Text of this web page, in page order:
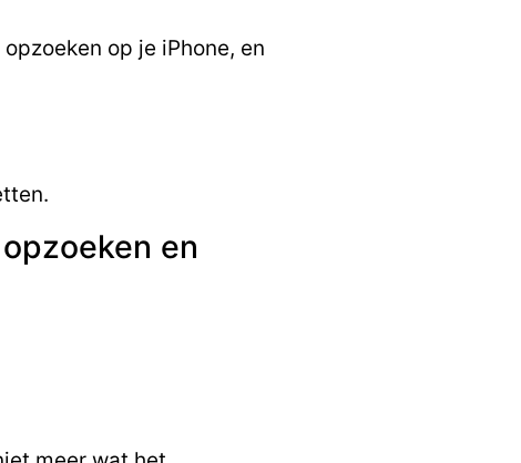
op je iPhone, en
en